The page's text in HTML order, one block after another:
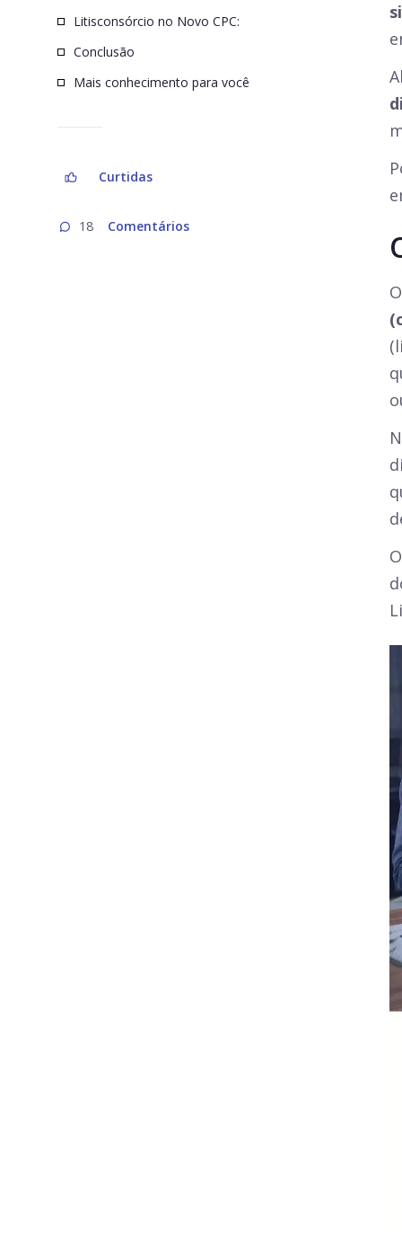
Litisconsórcio no Novo CPC:
Conclusão
Mais conhecimento para você
Curtidas
18 Comentários